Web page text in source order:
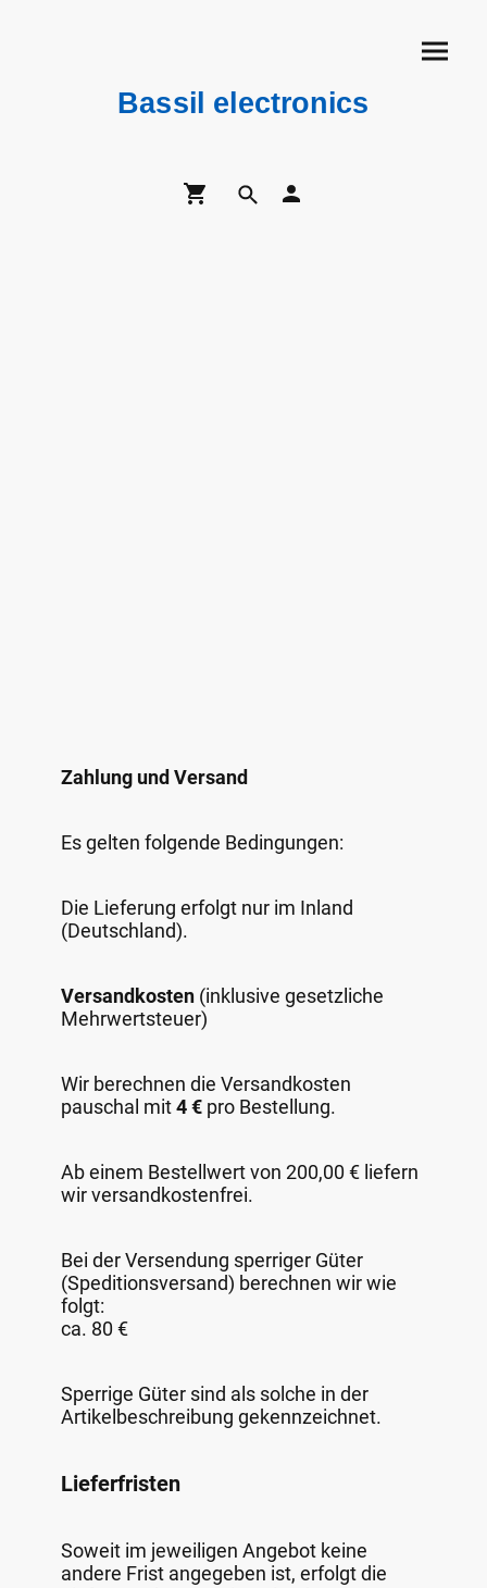
Bassil electronics
Zahlung und Versand
Es gelten folgende Bedingungen:
Die Lieferung erfolgt nur im Inland
(Deutschland).
Versandkosten (inklusive gesetzliche
Mehrwertsteuer)
Wir berechnen die Versandkosten
pauschal mit4 € pro Bestellung.
Ab einem Bestellwert von 200,00 € liefern
wir versandkostenfrei.
Bei der Versendung sperriger Güter
(Speditionsversand) berechnen wir wie
folgt:
ca. 80 €
Sperrige Güter sind als solche in der
Artikelbeschreibung gekennzeichnet.
Lieferfristen
Soweit im jeweiligen Angebot keine
andere Frist angegeben ist, erfolgt die